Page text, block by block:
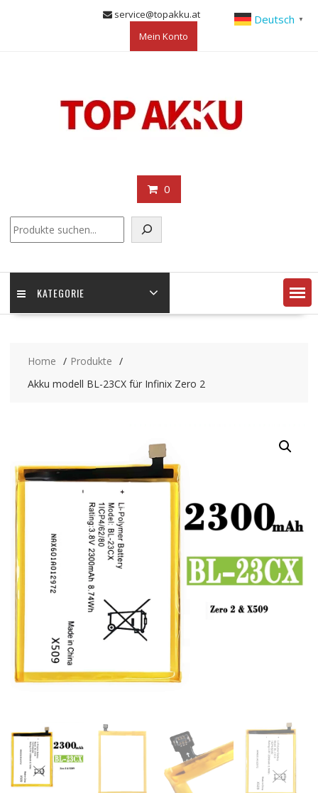
service@topakku.at
Mein Konto
0
KATEGORIE
Home
Produkte
Akku modell BL-23CX für Infinix Zero 2
Deutsch ▼